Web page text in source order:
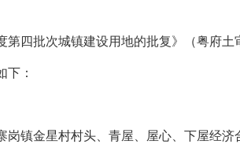
第四批次城镇建设用地的批复》（粤府土
下：
镇金星村村头、青屋、屋心、下屋经济